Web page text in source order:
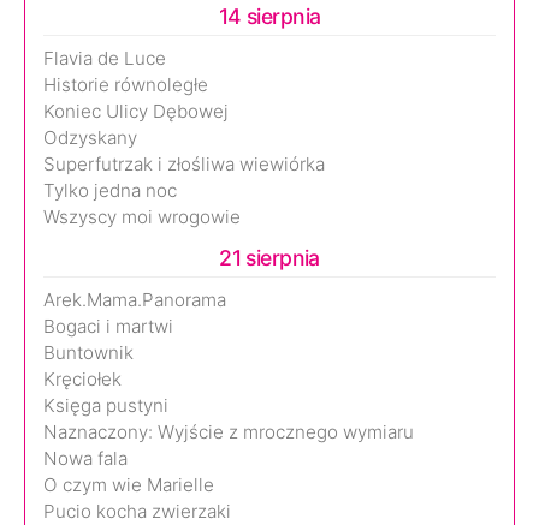
14 sierpnia
Flavia de Luce
Historie równoległe
Koniec Ulicy Dębowej
Odzyskany
Superfutrzak i złośliwa wiewiórka
Tylko jedna noc
Wszyscy moi wrogowie
21 sierpnia
Arek.Mama.Panorama
Bogaci i martwi
Buntownik
Kręciołek
Księga pustyni
Naznaczony: Wyjście z mrocznego wymiaru
Nowa fala
O czym wie Marielle
Pucio kocha zwierzaki